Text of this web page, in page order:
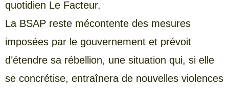
quotidien Le Facteur.
La BSAP reste mécontente des mesures
imposées par le gouvernement et prévoit
d’étendre sa rébellion, une situation qui, si elle
se concrétise, entraînera de nouvelles violences